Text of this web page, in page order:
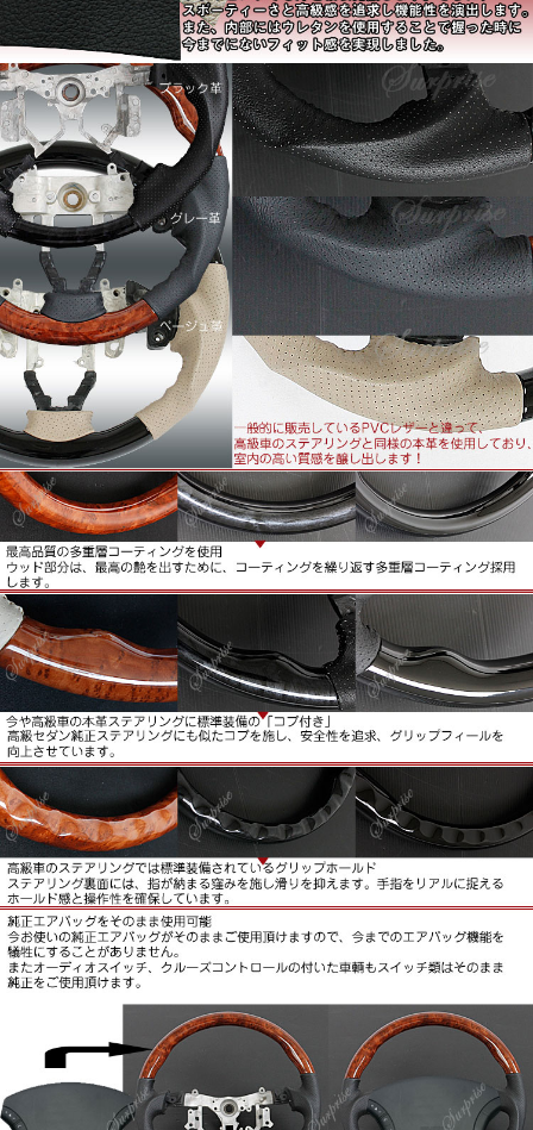
■適合車種：ノア ZRR70系 前期/後期 共通
※Siグレード非適合
※4本スポーク車専用です。グレードにより3本スポークもご
ざいます。必ず現車をご確認ください。
■高級感あふれる本革採用のグリップ
レザー部分は、ソフトな手触り感と摩擦に強い素材を採用し
ています。
さらに熟練の職人によって縫いあげられたグリップ部分は、
パンチング加工を施すことで通気性とデザイン性も確保しま
した。長時間のドライビングでも汗を吸収発散します。
さらに、スポーティーさと高級感を追求し機能性を演出しま
す。
また、内部にはウレタンを使用することで握った時に今まで
にないフィット感を実現しました
■最高品質の多重層コーティングを使用
ウッド部分は、最高の艶を出すために、コーティングを繰り
返す多重層コーティングを採用します。
今や高級車のステアリングに標準装備の「コブ付き」。
高級セダン純正ステアリングにも似たコブを施し、安全性を
追求、グリップフィールを向上させています。
■高級車のステアリングでは標準装備されているグリップホ
ールド
ステアリング裏面には、指が納まる窪みを施し滑りを抑えま
す。手指をリアルに捉えるホールドかんと操作性を確保しま
す。
■純正エアバッグをそのまま使用可能。
今お使いの純正エアバッグがそのままご使用いただけますの
で、今までのエアバッグ機能を犠牲にすることがありませ
ん。
またオーディオスイッチ、クルーズコントロールの付いた車
両もスイッチ類はそのまま純正をご使用いただけます。
■新品未使用品